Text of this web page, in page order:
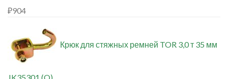
₽904
Крюк для стяжных ремней TOR 3,0 т 35 мм